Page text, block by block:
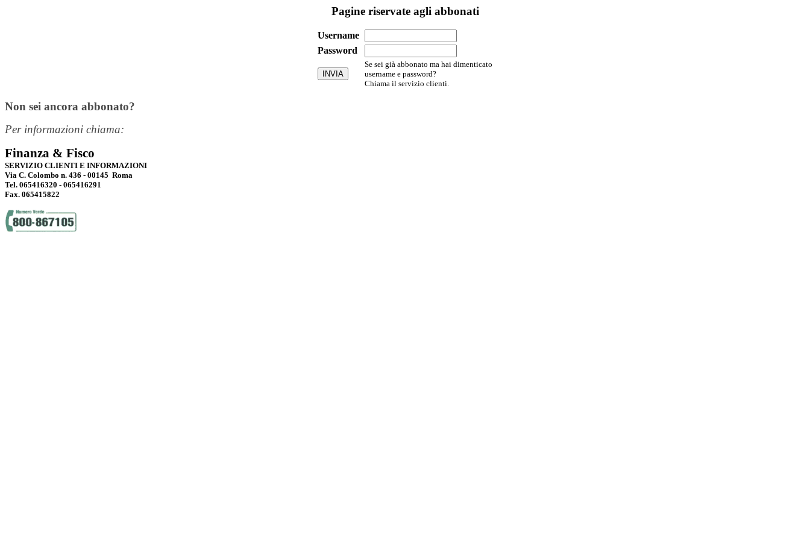
Pagine riservate agli abbonati
Username
Password
Se sei già abbonato ma hai dimenticato
username e password?
Chiama il servizio clienti.
Non sei ancora abbonato?
Per informazioni chiama:
Finanza & Fisco
SERVIZIO CLIENTI E INFORMAZIONI
Via C. Colombo n. 436 - 00145 Roma
Tel. 065416320 - 065416291
Fax. 065415822